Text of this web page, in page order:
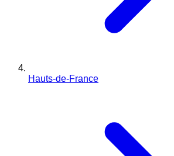
Hauts-de-France